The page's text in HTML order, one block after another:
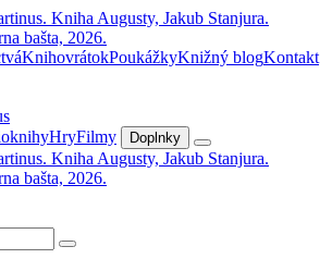
KnihovrátokPoukážkyKnižný blogKontakt
HryFilmy Doplnky